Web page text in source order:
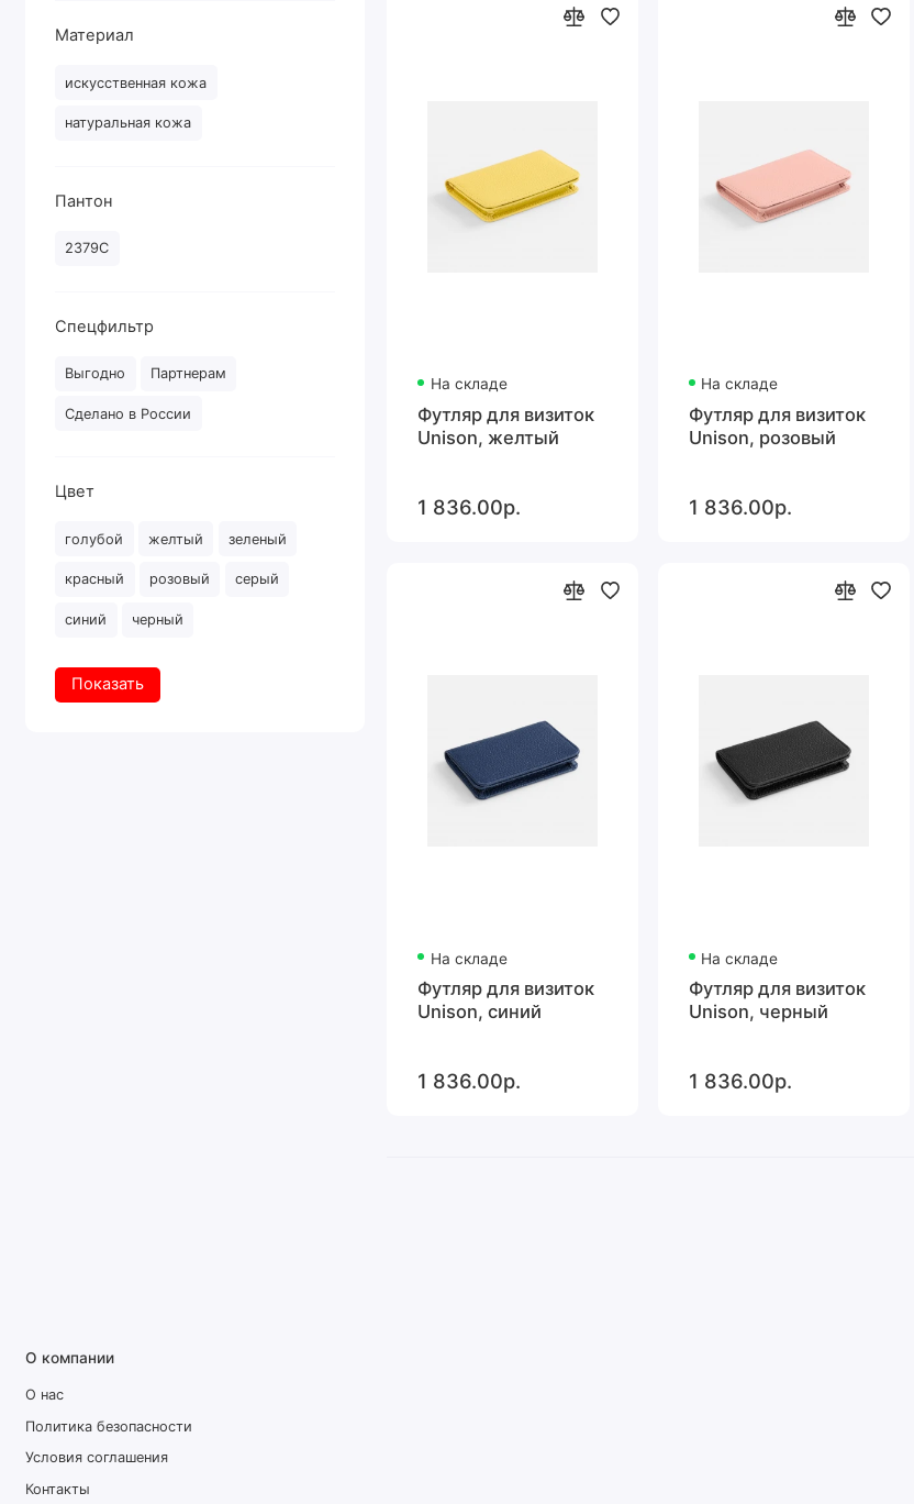
Материал
искусственная кожа
натуральная кожа
Пантон
2379C
Спецфильтр
Выгодно Партнерам
Сделано в России
Цвет
голубой желтый зеленый
красный розовый серый
синий черный
Показать
На складе
Футляр для визиток
Unison, желтый
1 836.00р.
На складе
Футляр для визиток
Unison, розовый
1 836.00р.
На складе
Футляр для визиток
Unison, синий
1 836.00р.
На складе
Футляр для визиток
Unison, черный
1 836.00р.
О компании
О нас
Политика безопасности
Условия соглашения
Контакты